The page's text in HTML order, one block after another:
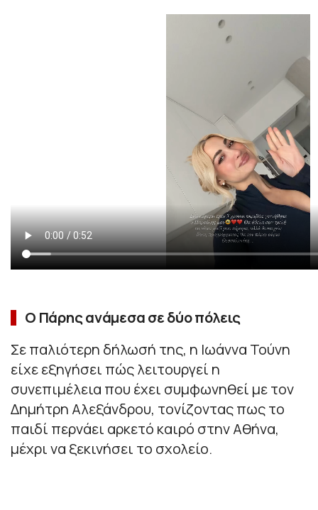
Ο Πάρης ανάμεσα σε δύο πόλεις
Σε παλιότερη δήλωσή της, η Ιωάννα Τούνη
είχε εξηγήσει πώς λειτουργεί η
συνεπιμέλεια που έχει συμφωνηθεί με τον
Δημήτρη Αλεξάνδρου, τονίζοντας πως το
παιδί περνάει αρκετό καιρό στην Αθήνα,
μέχρι να ξεκινήσει το σχολείο.